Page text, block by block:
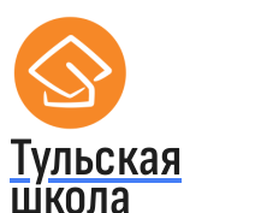
Тульская
школа